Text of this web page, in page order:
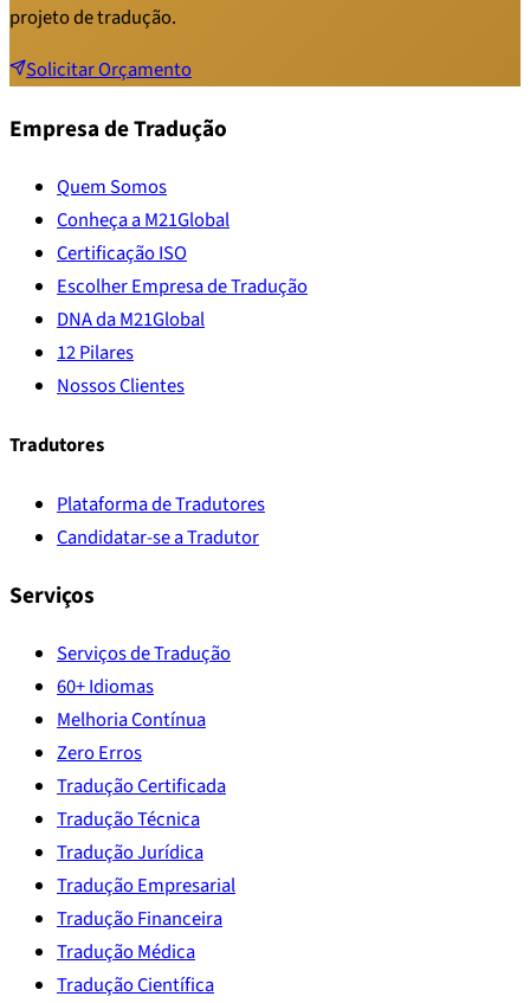
projeto de tradução.
Solicitar Orçamento
Empresa de Tradução
Quem Somos
Conheça a M21Global
Certificação ISO
Escolher Empresa de Tradução
DNA da M21Global
12 Pilares
Nossos Clientes
Tradutores
Plataforma de Tradutores
Candidatar-se a Tradutor
Serviços
Serviços de Tradução
60+ Idiomas
Melhoria Contínua
Zero Erros
Tradução Certificada
Tradução Técnica
Tradução Jurídica
Tradução Empresarial
Tradução Financeira
Tradução Médica
Tradução Científica